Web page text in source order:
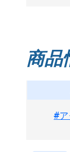
商品
#